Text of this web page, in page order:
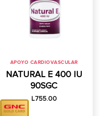
APOYO CARDIOVASCULAR
NATURAL E 400 IU
90SGC
L755.00